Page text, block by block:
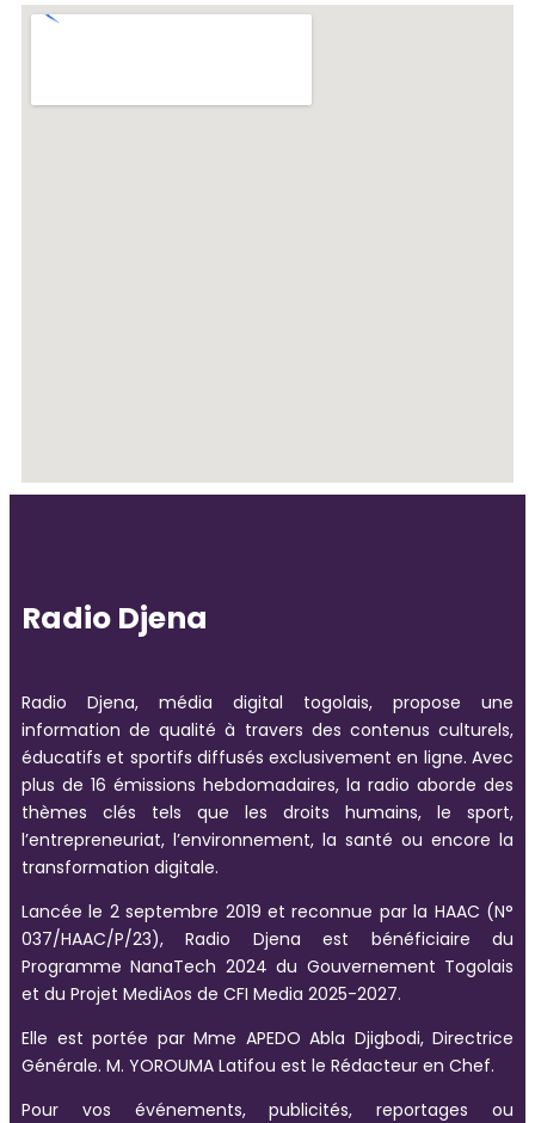
Radio Djena
Radio Djena, média digital togolais, propose une
information de qualité à travers des contenus culturels,
éducatifs et sportifs diffusés exclusivement en ligne. Avec
plus de 16 émissions hebdomadaires, la radio aborde des
thèmes clés tels que les droits humains, le sport,
l’entrepreneuriat, l’environnement, la santé ou encore la
transformation digitale.
Lancée le 2 septembre 2019 et reconnue par la HAAC (N°
037/HAAC/P/23), Radio Djena est bénéficiaire du
Programme NanaTech 2024 du Gouvernement Togolais
et du Projet MediAos de CFI Media 2025-2027.
Elle est portée par Mme APEDO Abla Djigbodi, Directrice
Générale. M. YOROUMA Latifou est le Rédacteur en Chef.
Pour vos événements, publicités, reportages ou